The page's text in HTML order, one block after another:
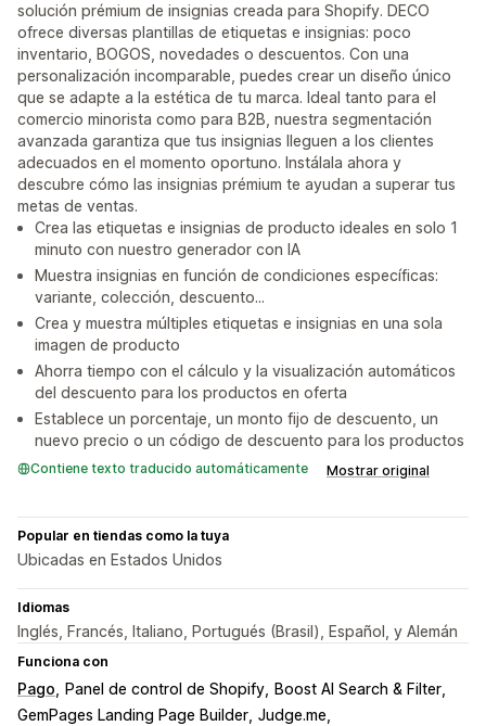
solución prémium de insignias creada para Shopify. DECO
ofrece diversas plantillas de etiquetas e insignias: poco
inventario, BOGOS, novedades o descuentos. Con una
personalización incomparable, puedes crear un diseño único
que se adapte a la estética de tu marca. Ideal tanto para el
comercio minorista como para B2B, nuestra segmentación
avanzada garantiza que tus insignias lleguen a los clientes
adecuados en el momento oportuno. Instálala ahora y
descubre cómo las insignias prémium te ayudan a superar tus
metas de ventas.
Crea las etiquetas e insignias de producto ideales en solo 1
minuto con nuestro generador con IA
Muestra insignias en función de condiciones específicas:
variante, colección, descuento...
Crea y muestra múltiples etiquetas e insignias en una sola
imagen de producto
Ahorra tiempo con el cálculo y la visualización automáticos
del descuento para los productos en oferta
Establece un porcentaje, un monto fijo de descuento, un
nuevo precio o un código de descuento para los productos
Contiene texto traducido automáticamente Mostrar original
Popular en tiendas como la tuya
Ubicadas en Estados Unidos
Idiomas
Inglés, Francés, Italiano, Portugués (Brasil), Español, y Alemán
Funciona con
Pago Panel de control de Shopify
Boost AI Search & Filter
GemPages Landing Page Builder Judge.me